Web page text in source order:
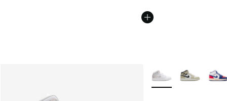
Weitere Farben